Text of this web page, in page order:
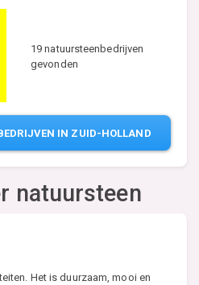
19 natuursteenbedrijven
gevonden
IN ZUID-HOLLAND
natuursteen
Het is duurzaam, mooi en